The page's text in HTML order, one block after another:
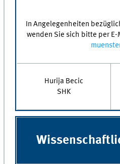
In Angelegenheiten
wenden Sie sich bitte per
Hurija Becic
SHK